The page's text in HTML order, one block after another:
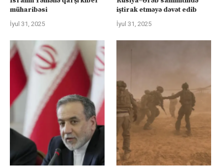
müharibəsi
İyul 31, 2025
iştirak etməyə dəvət edib
İyul 31, 2025